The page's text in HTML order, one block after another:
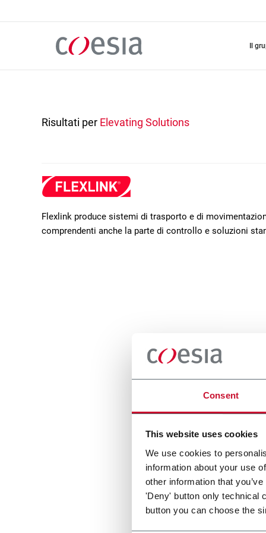
Consent
This website uses cookies
We use cookies to
information about your use
other information that
'Deny' button only technical
button you can choose the
il
Risultati per Elevating Solutions
Flexlink produce sistemi di trasporto e di
comprendenti anche la parte di controllo e soluzioni